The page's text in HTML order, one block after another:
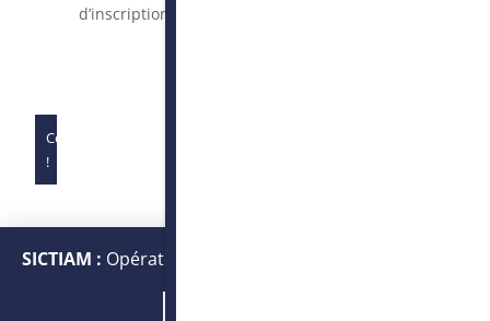
d’inscription
Complet
!
SICTIAM : Opérateur public de services numériques et